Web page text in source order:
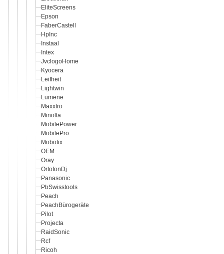
EliteScreens
Epson
FaberCastell
HpInc
Instaal
Intex
JvclogoHome
Kyocera
Leifheit
Lightwin
Lumene
Maxxtro
Minolta
MobilePower
MobilePro
Mobotix
OEM
Oray
OrtofonDj
Panasonic
PbSwisstools
Peach
PeachBürogeräte
Pilot
Projecta
RaidSonic
Rcf
Ricoh